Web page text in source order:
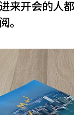
来开会的人
。